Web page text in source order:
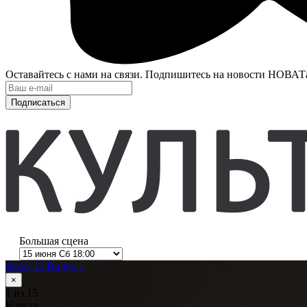
Оставайтесь с нами на связи. Подпишитесь на новости
Подписаться
Большая сцена
Фото 15 Видео 1
×
из 15